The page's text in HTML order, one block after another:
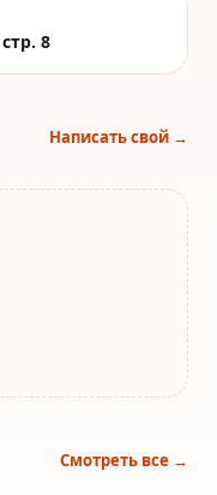
8
Написать свой →
Смотреть все →